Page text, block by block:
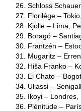
Schloss
Florilége –
Kjolle – Lima,
Boragó –
Frantzén –
Mugaritz –
Hiša Franko –
El Chato –
Uliassi –
Ikoyi – Londres,
Plénitude –